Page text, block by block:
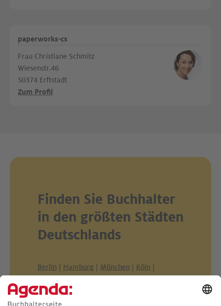
paperworks-cs
Frau Christiane Schmitz
Wiesenstr.46
50374 Erftstadt
Zum Profil
Finden Sie Buchhalter
in den größten Städten
Deutschlands
Berlin Hamburg München Köln
Dortmund|
Dresden